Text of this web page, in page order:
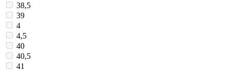
38,5
39
4
4,5
40
40,5
41